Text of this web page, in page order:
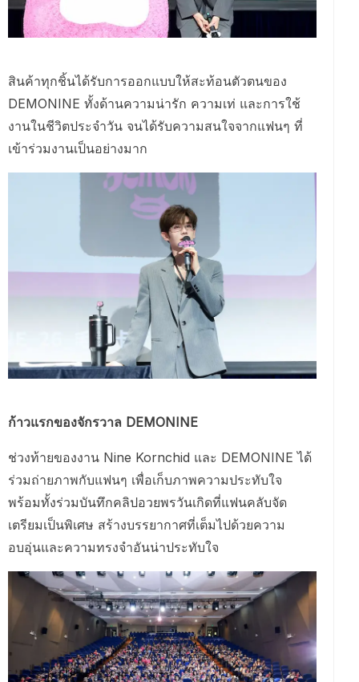
สินค้าทุกชิ้นได้รับการออกแบบให้สะท้อนตัวตนของ
DEMONINE ทั้งด้านความน่ารัก ความเท่ และการใช้
งานในชีวิตประจำวัน จนได้รับความสนใจจากแฟนๆ ที่
เข้าร่วมงานเป็นอย่างมาก
ก้าวแรกของจักรวาล DEMONINE
ช่วงท้ายของงาน Nine Kornchid และ DEMONINE ได้
ร่วมถ่ายภาพกับแฟนๆ เพื่อเก็บภาพความประทับใจ
พร้อมทั้งร่วมบันทึกคลิปอวยพรวันเกิดที่แฟนคลับจัด
เตรียมเป็นพิเศษ สร้างบรรยากาศที่เต็มไปด้วยความ
อบอุ่นและความทรงจำอันน่าประทับใจ